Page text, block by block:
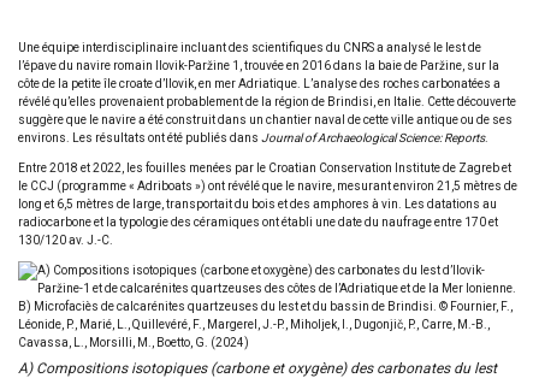
Une équipe interdisciplinaire incluant des scientifiques du CNRS a analysé le lest de
l’épave du navire romain Ilovik-Paržine 1, trouvée en 2016 dans la baie de Paržine, sur la
côte de la petite île croate d’Ilovik, en mer Adriatique. L’analyse des roches carbonatées a
révélé qu’elles provenaient probablement de la région de Brindisi, en Italie. Cette découverte
suggère que le navire a été construit dans un chantier naval de cette ville antique ou de ses
environs. Les résultats ont été publiés dans Journal of Archaeological Science: Reports.
Entre 2018 et 2022, les fouilles menées par le Croatian Conservation Institute de Zagreb et
le CCJ (programme « Adriboats ») ont révélé que le navire, mesurant environ 21,5 mètres de
long et 6,5 mètres de large, transportait du bois et des amphores à vin. Les datations au
radiocarbone et la typologie des céramiques ont établi une date du naufrage entre 170 et
130/120 av. J.-C.
A) Compositions isotopiques (carbone et oxygène) des carbonates du lest